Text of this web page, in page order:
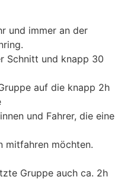
und immer an der
Schnitt und knapp 30
auf die knapp 2h
und Fahrer, die eine
mitfahren möchten.
Gruppe auch ca. 2h